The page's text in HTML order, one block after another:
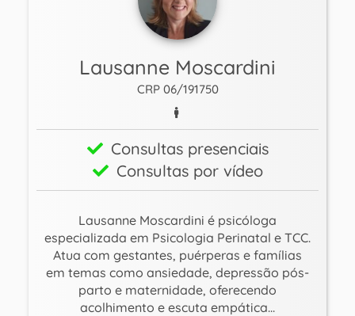
Lausanne Moscardini
CRP 06/191750
Consultas presenciais
Consultas por vídeo
Lausanne Moscardini é psicóloga
especializada em Psicologia Perinatal e TCC.
Atua com gestantes, puérperas e famílias
em temas como ansiedade, depressão pós-
parto e maternidade, oferecendo
acolhimento e escuta empática...